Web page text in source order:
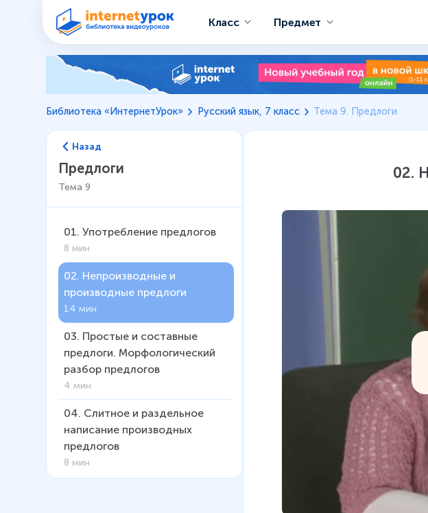
Класс Предмет
Библиотека «ИнтернетУрок» Русский язык, 7 класс Тема 9. Предлоги
Назад
Предлоги
Тема 9
01. Употребление предлогов
8 мин
02. Непроизводные и
производные предлоги
14 мин
03. Простые и составные
предлоги. Морфологический
разбор предлогов
4 мин
04. Слитное и раздельное
написание производных
предлогов
8 мин
02.